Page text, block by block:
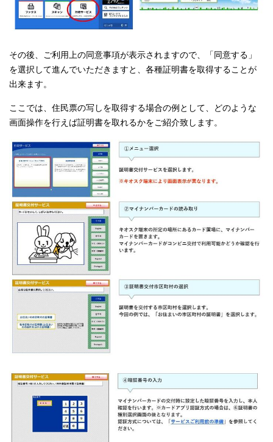
その後、ご利用上の同意事項が表示されますので、「同意する」
を選択して進んでいただきますと、各種証明書を取得することが
出来ます。
ここでは、住民票の写しを取得する場合の例として、どのような
画面操作を行えば証明書を取れるかをご紹介致します。